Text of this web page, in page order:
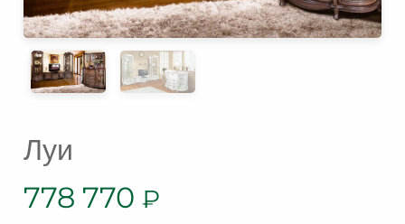
Луи
778 770 ₽